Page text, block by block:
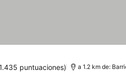
puntuaciones) a 1.2 km de: